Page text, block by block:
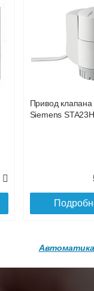
GRILL.SGWL-
решеткой
GRILL.SGW-20-
Конвектор
Привод клапана
Siemens